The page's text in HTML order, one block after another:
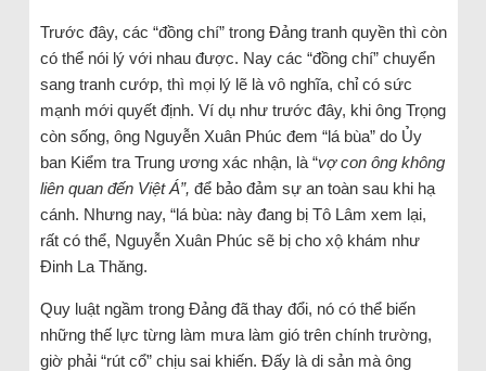
Trước đây, các “đồng chí” trong Đảng tranh quyền thì còn
có thể nói lý với nhau được. Nay các “đồng chí” chuyển
sang tranh cướp, thì mọi lý lẽ là vô nghĩa, chỉ có sức
mạnh mới quyết định. Ví dụ như trước đây, khi ông Trọng
còn sống, ông Nguyễn Xuân Phúc đem “lá bùa” do Ủy
ban Kiểm tra Trung ương xác nhận, là “vợ con ông không
liên quan đến Việt Á”, để bảo đảm sự an toàn sau khi hạ
cánh. Nhưng nay, “lá bùa: này đang bị Tô Lâm xem lại,
rất có thể, Nguyễn Xuân Phúc sẽ bị cho xộ khám như
Đinh La Thăng.
Quy luật ngầm trong Đảng đã thay đổi, nó có thể biến
những thế lực từng làm mưa làm gió trên chính trường,
giờ phải “rút cổ” chịu sai khiến. Đấy là di sản mà ông